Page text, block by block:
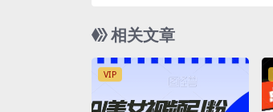
相关文章
VIP